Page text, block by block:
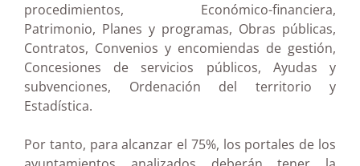
procedimientos, Económico-financiera,
Patrimonio, Planes y programas, Obras públicas,
Contratos, Convenios y encomiendas de gestión,
Concesiones de servicios públicos, Ayudas y
subvenciones, Ordenación del territorio y
Estadística.
Por tanto, para alcanzar el 75%, los portales de los